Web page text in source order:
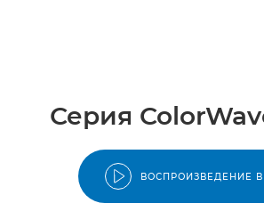
Серия
ВОСПРОИЗВЕДЕНИЕ